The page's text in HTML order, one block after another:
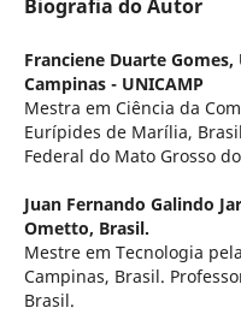
Biografia do Autor
Franciene Duarte Gomes,
Campinas - UNICAMP
Mestra em Ciência da
Eurípides de Marília,
Federal do Mato Grosso
Juan Fernando Galindo
Ometto, Brasil.
Mestre em Tecnologia
Campinas, Brasil.
Brasil.